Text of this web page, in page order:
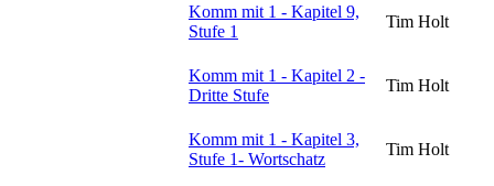
Komm mit 1 - Kapitel 9,
Stufe 1
Tim Holt
Komm mit 1 - Kapitel 2 -
Dritte Stufe
Tim Holt
Komm mit 1 - Kapitel 3,
Stufe 1- Wortschatz
Tim Holt